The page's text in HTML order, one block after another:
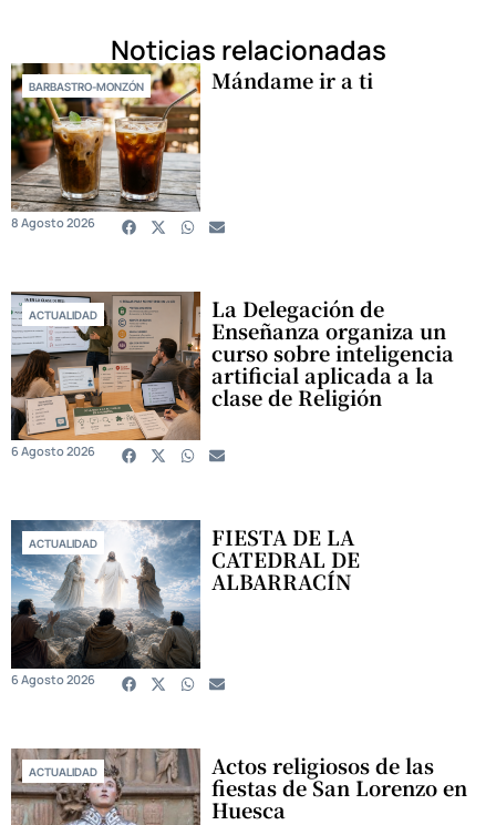
Noticias relacionadas
BARBASTRO-MONZÓN Mándame ir a ti
8 Agosto 2026
ACTUALIDAD La Delegación de
Enseñanza organiza un
curso sobre inteligencia
artificial aplicada a la
clase de Religión
6 Agosto 2026
ACTUALIDAD FIESTA DE LA
CATEDRAL DE
ALBARRACÍN
6 Agosto 2026
ACTUALIDAD Actos religiosos de las
fiestas de San Lorenzo en
Huesca